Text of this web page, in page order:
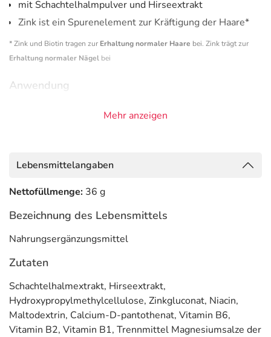
mit Schachtelhalmpulver und Hirseextrakt
Zink ist ein Spurenelement zur Kräftigung der Haare*
* Zink und Biotin tragen zur Erhaltung normaler Haare bei. Zink trägt zur
Erhaltung normaler Nägel bei
Anwendung
Täglich 1 Kapsel verzehren.
Stätzlinger Straße 70
86165 Augsburg
Informationen zu diesem Lebensmittel (wie z. B. Zutaten,
Allergene) sind bei den Lebensmittelangaben als pdf
hinterlegt. (oben)
Mehr anzeigen
Lebensmittelangaben
Nettofüllmenge: 36 g
Bezeichnung des Lebensmittels
Nahrungsergänzungsmittel
Zutaten
Schachtelhalmextrakt, Hirseextrakt,
Hydroxypropylmethylcellulose, Zinkgluconat, Niacin,
Maltodextrin, Calcium-D-pantothenat, Vitamin B6,
Vitamin B2, Vitamin B1, Trennmittel Magnesiumsalze der